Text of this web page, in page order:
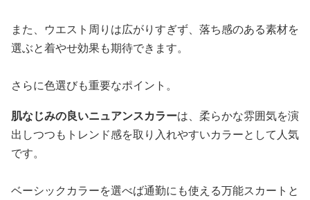
また、ウエスト周りは広がりすぎず、落ち感のある素材を
選ぶと着やせ効果も期待できます。
さらに色選びも重要なポイント。
肌なじみの良いニュアンスカラーは、柔らかな雰囲気を演
出しつつもトレンド感を取り入れやすいカラーとして人気
です。
ベーシックカラーを選べば通勤にも使える万能スカートと